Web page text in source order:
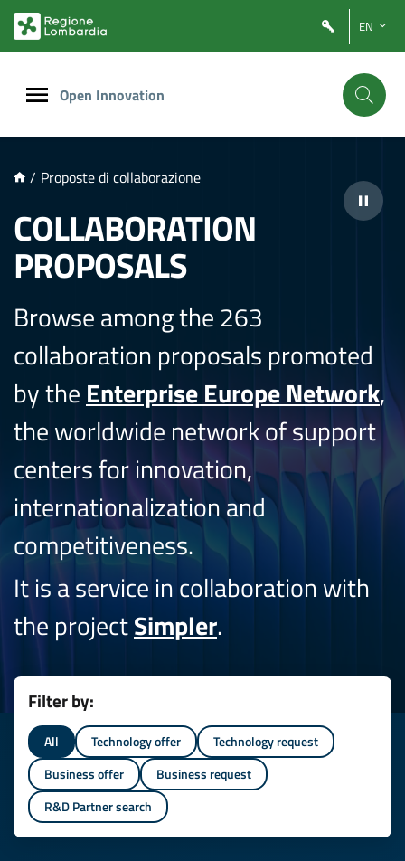
PRINCIPALE
EN
Open Innovation
/ Proposte di collaborazione
COLLABORATION
PROPOSALS
Browse among the 263
collaboration proposals promoted
by the Enterprise Europe Network,
the worldwide network of support
centers for innovation,
internationalization and
competitiveness.
It is a service in collaboration with
the projectSimpler.
Filter by:
All Technology offer
Technology request
Business offer
Business request
R&D Partner search